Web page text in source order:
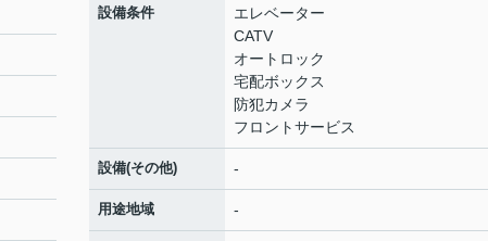
設備条件
エレベーター
CATV
オートロック
宅配ボックス
防犯カメラ
フロントサービス
設備(その他) -
用途地域 -